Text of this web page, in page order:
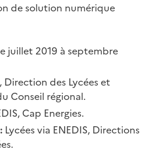
de solution numérique
juillet 2019 à septembre
Direction des Lycées et
Conseil régional.
Cap Energies.
Lycées via ENEDIS, Directions